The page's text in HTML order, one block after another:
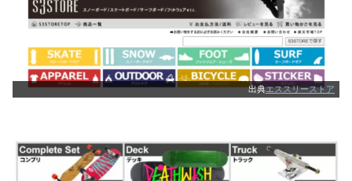
出典エススリーストア